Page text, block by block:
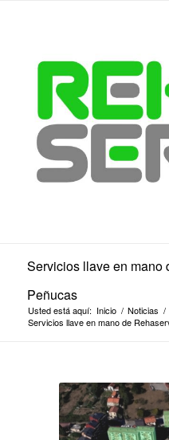
Servicios llave en mano
Peñucas
Usted está aquí: Inicio / Noticias /
Servicios llave en mano de